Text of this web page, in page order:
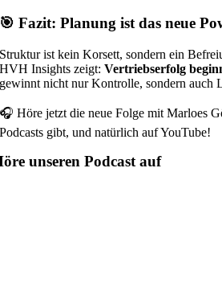
🎯 Fazit: Planung ist das neue
Struktur ist kein Korsett, sondern ein
HVH Insights zeigt:Vertriebserfolg
gewinnt nicht nur Kontrolle, sondern auch
🎧 Höre jetzt die neue Folge mit Marloes
Podcasts gibt, und natürlich auf YouTube!
unseren Podcast auf